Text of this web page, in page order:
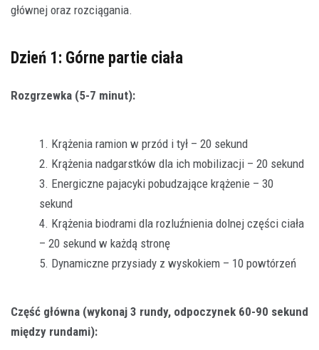
głównej oraz rozciągania.
Dzień 1: Górne partie ciała
Rozgrzewka (5-7 minut):
Krążenia ramion w przód i tył – 20 sekund
Krążenia nadgarstków dla ich mobilizacji – 20 sekund
Energiczne pajacyki pobudzające krążenie – 30
sekund
Krążenia biodrami dla rozluźnienia dolnej części ciała
– 20 sekund w każdą stronę
Dynamiczne przysiady z wyskokiem – 10 powtórzeń
Część główna (wykonaj 3 rundy, odpoczynek 60-90 sekund
między rundami):